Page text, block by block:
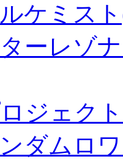
ケミス
ーレゾ
ロジェク
ダムロ